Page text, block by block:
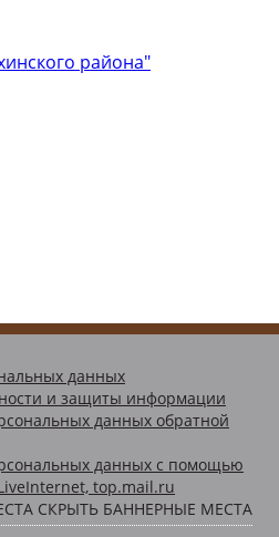
района"
данных
и защиты информации
данных обратной
данных с помощью
top.mail.ru
СКРЫТЬ БАННЕРНЫЕ МЕСТА